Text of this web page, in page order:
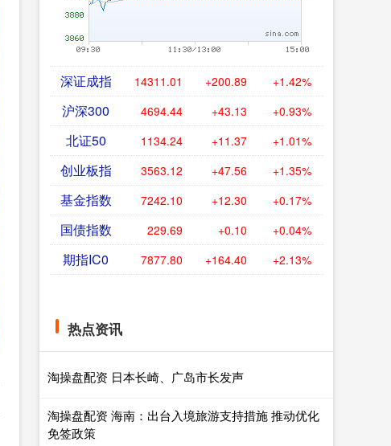
深证成指 14311.01 +200.89 +1.42%
沪深300 4694.44 +43.13 +0.93%
北证50 1134.24 +11.37 +1.01%
创业板指 3563.12 +47.56 +1.35%
基金指数 7242.10 +12.30 +0.17%
国债指数 229.69 +0.10 +0.04%
期指IC0 7877.80 +164.40 +2.13%
热点资讯
淘操盘配资 日本长崎、广岛市长发声
淘操盘配资 海南：出台入境旅游支持措施 推动优化
免签政策